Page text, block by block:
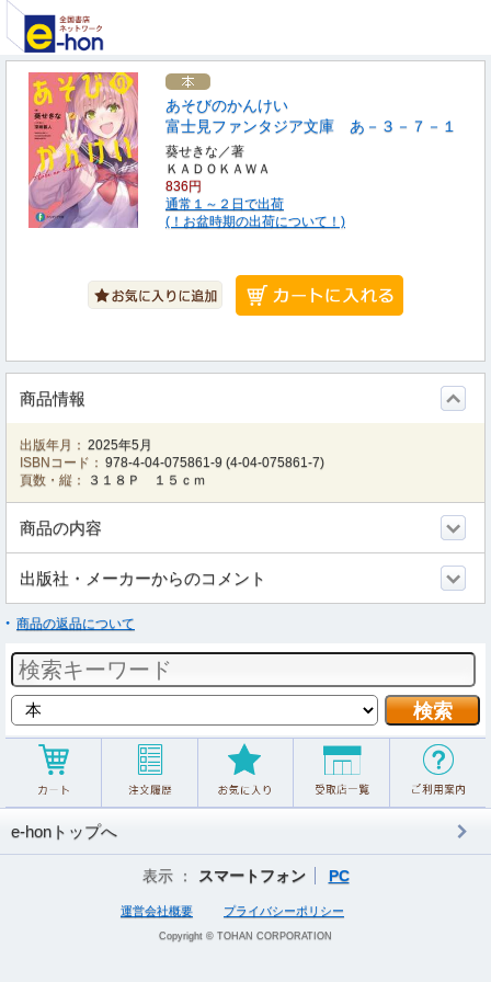
あそびのかんけい
富士見ファンタジア文庫 あ－３－７－１
葵せきな／著
ＫＡＤＯＫＡＷＡ
836円
通常１～２日で出荷
(！お盆時期の出荷について！)
商品情報
出版年月： 2025年5月
ISBNコード： 978-4-04-075861-9 (4-04-075861-7)
頁数・縦：
３１８Ｐ １５ｃｍ
商品の内容
出版社・メーカーからのコメント
商品の返品について
e-honトップへ
表示 ： スマートフォン PC
運営会社概要 プライバシーポリシー
Copyright © TOHAN CORPORATION